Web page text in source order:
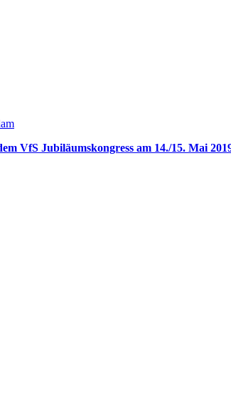
VfS Jubiläumskongress am 14./15. Mai